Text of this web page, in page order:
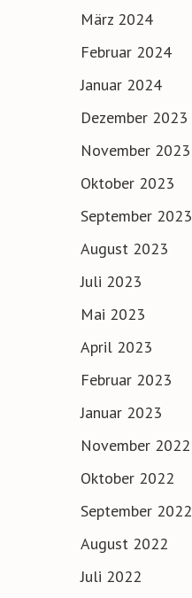
März 2024
Februar 2024
Januar 2024
Dezember 2023
November 2023
Oktober 2023
September 2023
August 2023
Juli 2023
Mai 2023
April 2023
Februar 2023
Januar 2023
November 2022
Oktober 2022
September 2022
August 2022
Juli 2022